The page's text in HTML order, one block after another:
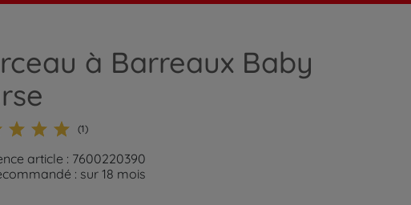
à Barreaux Baby
(1)
article : 7600220390
: sur 18 mois